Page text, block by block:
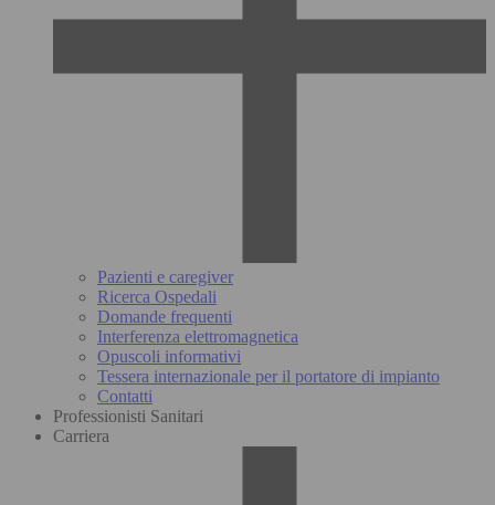
Pazienti e caregiver
Ricerca Ospedali
Domande frequenti
Interferenza elettromagnetica
Opuscoli informativi
Tessera internazionale per il portatore di impianto
Contatti
Professionisti Sanitari
Carriera